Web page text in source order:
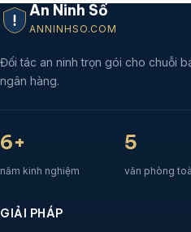
An Ninh Số
ANNINHSO.COM
Đối tác an ninh trọn gói cho chuỗi
ngân hàng.
6+
năm kinh nghiệm
5
văn phòng
GIẢI PHÁP